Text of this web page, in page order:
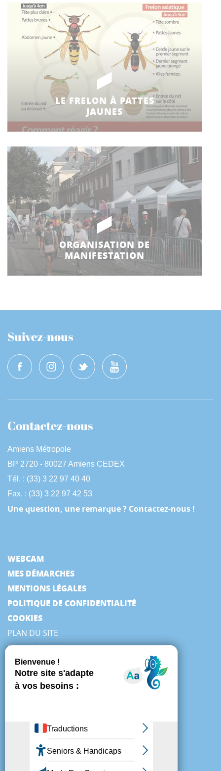
LE FRELON À PATTES
JAUNES
ORGANISATION DE
MANIFESTATION
Suivez-nous
Contactez-nous
Amiens Métropole
BP 2720 - 80027 Amiens CEDEX
Tél. : (33) 3 22 97 40 40
Fax. : (33) 3 22 97 42 53
Une question, une remarque ? Contactez-nous !
WEBCAM
MES DÉMARCHES
MENTIONS LÉGALES
POLITIQUE DE CONFIDENTIALITÉ
COOKIES
PLAN DU SITE
ESPACE PRESSE